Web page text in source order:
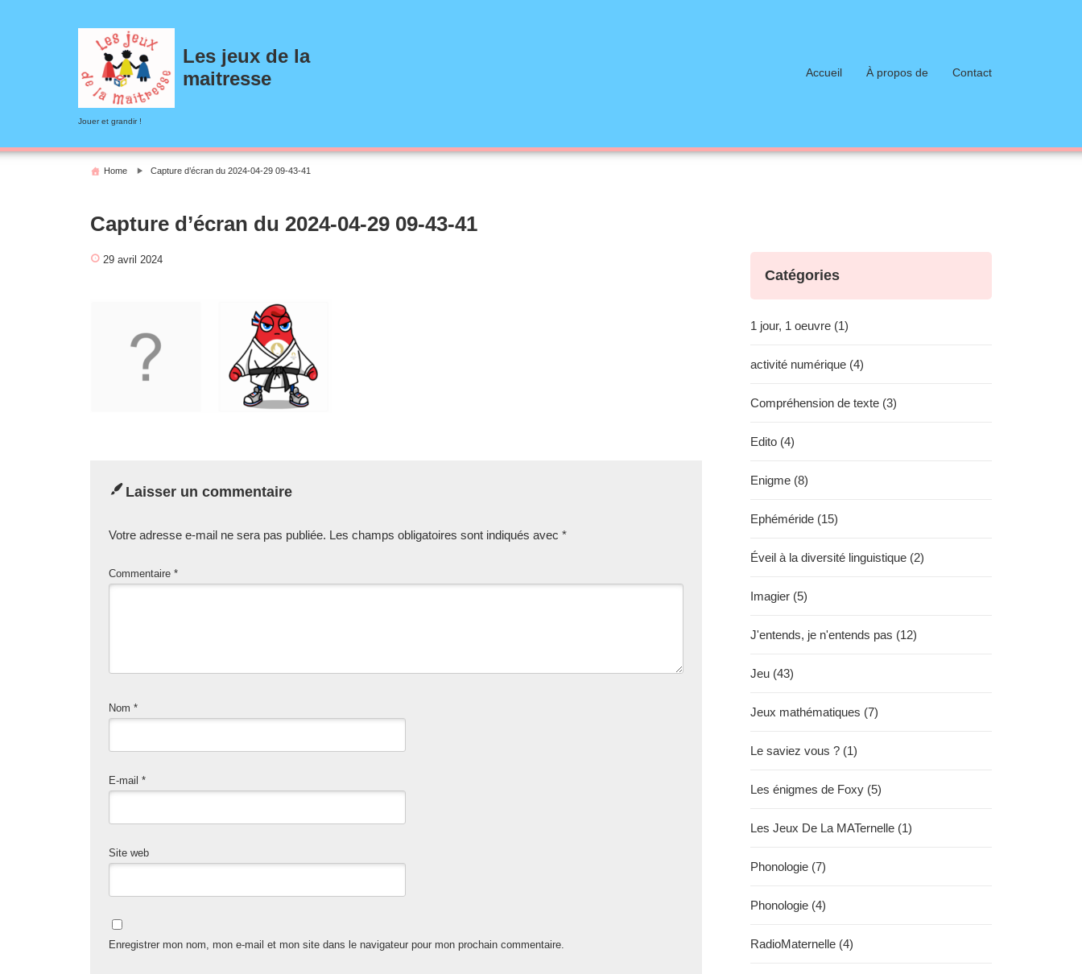
Les jeux de la
maitresse
Jouer et grandir !
Accueil À propos de Contact
Home Capture d’écran du 2024-04-29 09-43-41
Capture d’écran du 2024-04-29 09-43-41
29 avril 2024
Laisser un commentaire
Votre adresse e-mail ne sera pas publiée. Les champs obligatoires sont indiqués avec *
Commentaire *
Nom *
E-mail *
Site web
Enregistrer mon nom, mon e-mail et mon site dans le navigateur pour mon prochain commentaire.
Catégories
1 jour, 1 oeuvre (1)
activité numérique (4)
Compréhension de texte (3)
Edito (4)
Enigme (8)
Ephéméride (15)
Éveil à la diversité linguistique (2)
Imagier (5)
J'entends, je n'entends pas (12)
Jeu (43)
Jeux mathématiques (7)
Le saviez vous ? (1)
Les énigmes de Foxy (5)
Les Jeux De La MATernelle (1)
Phonologie (7)
Phonologie (4)
RadioMaternelle (4)